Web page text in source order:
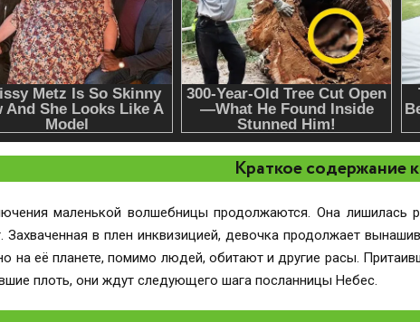
Краткое содержание
маленькой волшебницы продолжаются. Она лишилась
Захваченная в плен инквизицией, девочка продолжает
на её планете, помимо людей, обитают и другие расы.
плоть, они ждут следующего шага посланницы Небес.